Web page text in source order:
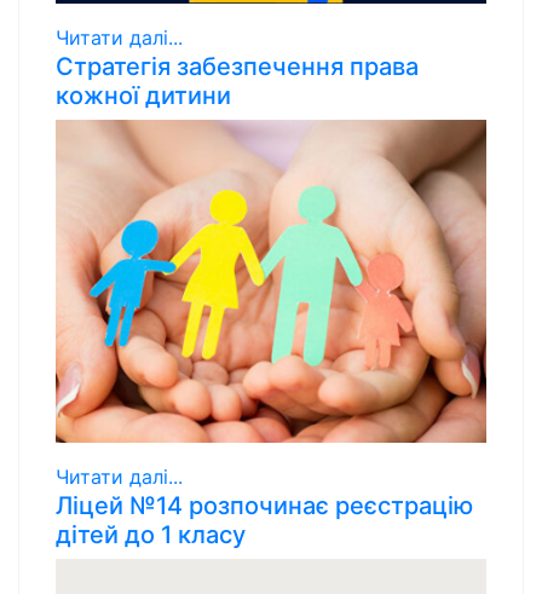
Читати далі...
Стратегія забезпечення права
кожної дитини
Читати далі...
Ліцей №14 розпочинає реєстрацію
дітей до 1 класу